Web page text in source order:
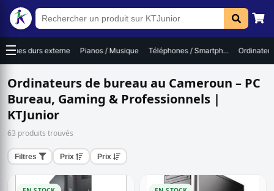
☰ durs externe Pianos / Musique Téléphones / Smartph...
Ordinateurs de bureau au Cameroun – PC
Bureau, Gaming & Professionnels |
KTJunior
63 produits trouvés
Filtres Prix Prix